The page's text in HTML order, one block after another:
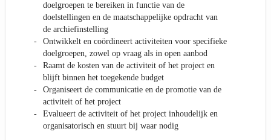
doelgroepen te bereiken in functie van de
doelstellingen en de maatschappelijke opdracht van
de archiefinstelling
Ontwikkelt en coördineert activiteiten voor specifieke
doelgroepen, zowel op vraag als in open aanbod
Raamt de kosten van de activiteit of het project en
blijft binnen het toegekende budget
Organiseert de communicatie en de promotie van de
activiteit of het project
Evalueert de activiteit of het project inhoudelijk en
organisatorisch en stuurt bij waar nodig